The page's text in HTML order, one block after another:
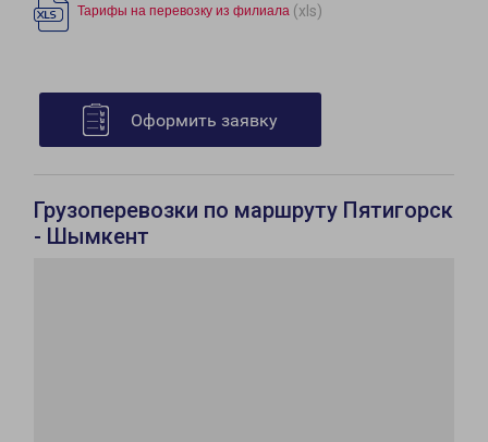
Тарифы на перевозку из филиала (xls)
Оформить заявку
Грузоперевозки по маршруту Пятигорск
- Шымкент